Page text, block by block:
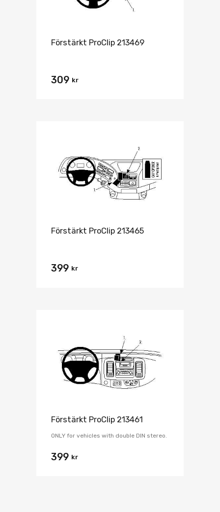
Förstärkt ProClip 213469
309 kr
Förstärkt ProClip 213465
399 kr
Förstärkt ProClip 213461
ONLY for vehicles with double DIN stereo.
399 kr